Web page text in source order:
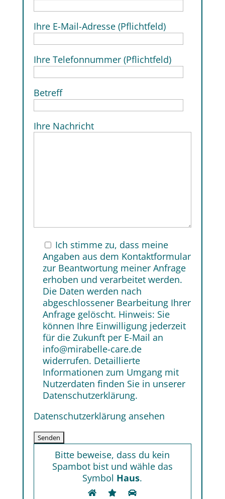
Ihre E-Mail-Adresse (Pflichtfeld)
Ihre Telefonnummer (Pflichtfeld)
Betreff
Ihre Nachricht
Ich stimme zu, dass meine
Angaben aus dem Kontaktformular
zur Beantwortung meiner Anfrage
erhoben und verarbeitet werden.
Die Daten werden nach
abgeschlossener Bearbeitung Ihrer
Anfrage gelöscht. Hinweis: Sie
können Ihre Einwilligung jederzeit
für die Zukunft per E-Mail an
info@mirabelle-care.de
widerrufen. Detaillierte
Informationen zum Umgang mit
Nutzerdaten finden Sie in unserer
Datenschutzerklärung.
Datenschutzerklärung ansehen
Bitte beweise, dass du kein
Spambot bist und wähle das
Symbol Haus.